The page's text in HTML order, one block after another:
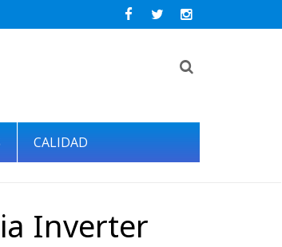
CALIDAD
Inverter